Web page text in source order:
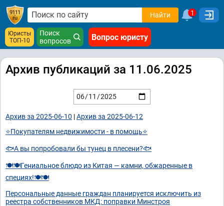
Найти 1
Юристы
ТОП-10
Поиск
вопросов
Вопрос юристу
Архив публикаций за 11.06.2025
Архив за 2025-06-10 |Архив за 2025-06-12
⭐Покупателям недвижимости - в помощь⭐
🐟А вы попробовали бы тунец в плесени?🐟
🍽🍽Гениальное блюдо из Китая — камни, обжаренные в
специях!🍽🍽
Персональные данные граждан планируется исключить из
реестра собственников МКД: поправки Минстроя